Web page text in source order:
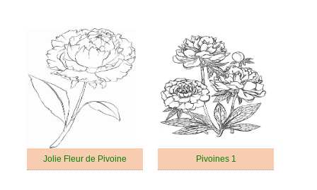
Jolie Fleur de Pivoine Pivoines 1